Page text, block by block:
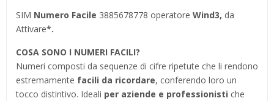
SIM Numero Facile 3885678778 operatore Wind3, da
Attivare*.
COSA SONO I NUMERI FACILI?
Numeri composti da sequenze di cifre ripetute che li rendono
estremamente facili da ricordare, conferendo loro un
tocco distintivo. Ideali per aziende e professionisti che